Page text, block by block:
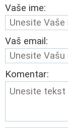
Vaše ime:
Vaš email:
Komentar: